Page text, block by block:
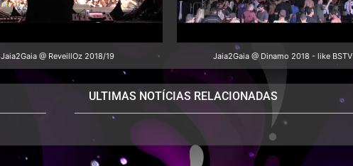
Jaia2Gaia @ ReveillOz 2018/19 Jaia2Gaia @ Dinamo 2018 - like BSTV
ULTIMAS NOTÍCIAS RELACIONADAS